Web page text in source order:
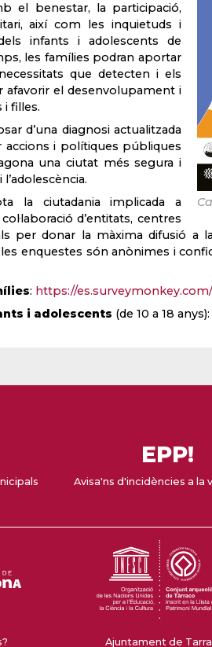
el benestar, la participació,
així com les inquietuds i
infants i adolescents de
les famílies podran aportar
que detecten i els
afavorir el desenvolupament i
i filles.
d’una diagnosi actualitzada
accions i polítiques públiques
una ciutat més segura i
la ciutadania implicada a
d’entitats, centres
per donar la màxima difusió a
les enquestes són anònimes i
: https://
i adolescents (de 10 a 18 anys):
EPP!
Avisa'ns d'incidències a la
Ajuntament de